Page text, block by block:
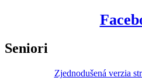
Seniori
Zjednodušená verzia